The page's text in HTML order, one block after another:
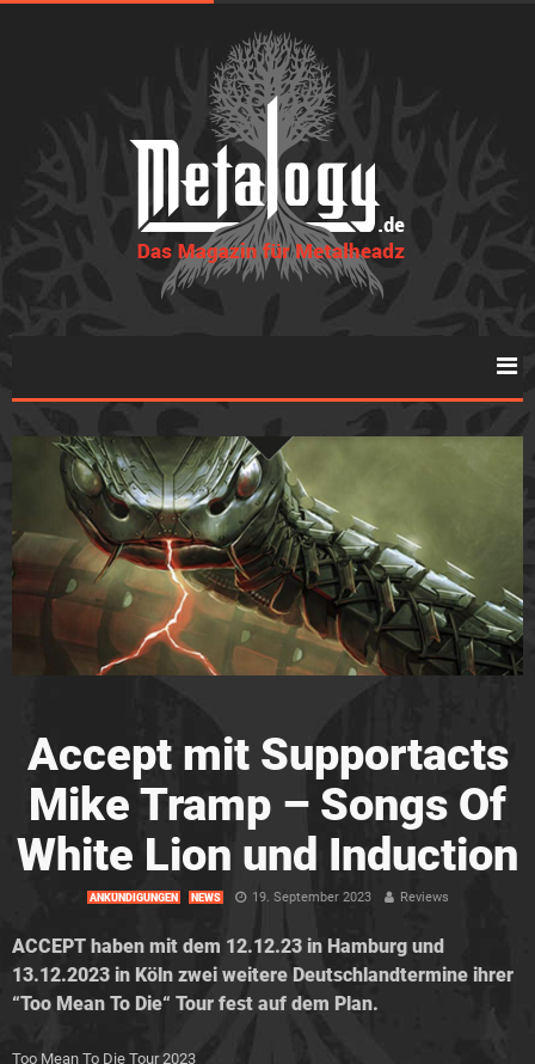
Accept mit Supportacts
Mike Tramp – Songs Of
White Lion und Induction
ANKÜNDIGUNGEN NEWS 19. September 2023 Reviews
ACCEPT haben mit dem 12.12.23 in Hamburg und
13.12.2023 in Köln zwei weitere Deutschlandtermine ihrer
“Too Mean To Die“ Tour fest auf dem Plan.
Too Mean To Die Tour 2023